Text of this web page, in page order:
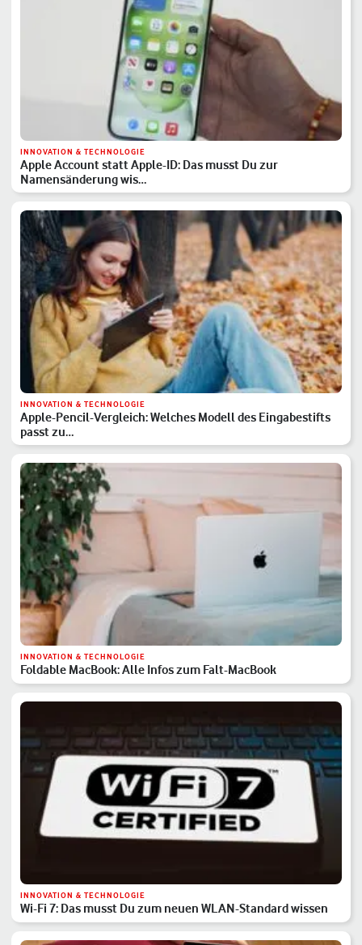
INNOVATION & TECHNOLOGIE
Apple Account statt Apple-ID: Das musst Du zur
Namensänderung wis…
INNOVATION & TECHNOLOGIE
Apple-Pencil-Vergleich: Welches Modell des Eingabestifts
passt zu…
INNOVATION & TECHNOLOGIE
Foldable MacBook: Alle Infos zum Falt-MacBook
INNOVATION & TECHNOLOGIE
Wi-Fi 7: Das musst Du zum neuen WLAN-Standard wissen